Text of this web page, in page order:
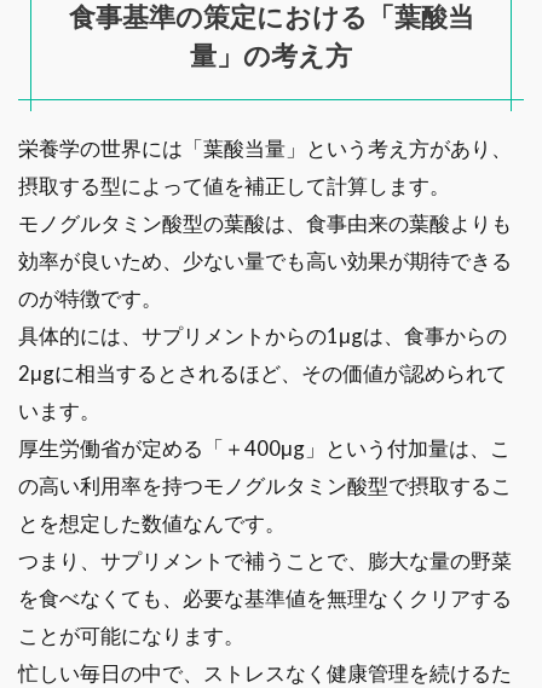
食事基準の策定における「葉酸当
量」の考え方
栄養学の世界には「葉酸当量」という考え方があり、
摂取する型によって値を補正して計算します。
モノグルタミン酸型の葉酸は、食事由来の葉酸よりも
効率が良いため、少ない量でも高い効果が期待できる
のが特徴です。
具体的には、サプリメントからの1μgは、食事からの
2μgに相当するとされるほど、その価値が認められて
います。
厚生労働省が定める「＋400μg」という付加量は、こ
の高い利用率を持つモノグルタミン酸型で摂取するこ
とを想定した数値なんです。
つまり、サプリメントで補うことで、膨大な量の野菜
を食べなくても、必要な基準値を無理なくクリアする
ことが可能になります。
忙しい毎日の中で、ストレスなく健康管理を続けるた